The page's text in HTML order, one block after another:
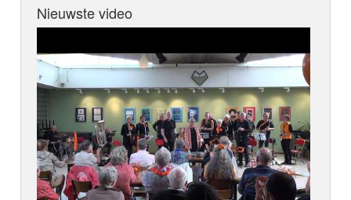
Nieuwste video